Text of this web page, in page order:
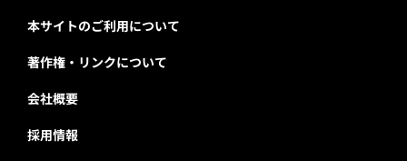
本サイトのご利用について
著作権・リンクについて
会社概要
採用情報